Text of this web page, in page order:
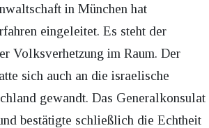
in München hat
eingeleitet. Es steht der
Volksverhetzung im Raum. Der
sich auch an die israelische
gewandt. Das Generalkonsulat
bestätigte schließlich die Echtheit